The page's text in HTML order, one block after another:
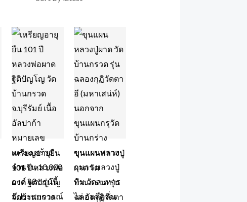
เหรียญอายุยืน
101 ปี หลวงพ่อ
ผาด ฐิติปัญโญ
วัดบ้านกรวด
ขุนแผนหลวงปู่
ผาด วัด
บ้านกรวด รุ่น
ฉลองกุฏิวัดตา